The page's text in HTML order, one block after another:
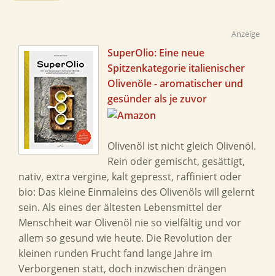
Anzeige
SuperOlio: Eine neue
Spitzenkategorie italienischer
Olivenöle - aromatischer und
gesünder als je zuvor
Olivenöl ist nicht gleich Olivenöl.
Rein oder gemischt, gesättigt,
nativ, extra vergine, kalt gepresst, raffiniert oder
bio: Das kleine Einmaleins des Olivenöls will gelernt
sein. Als eines der ältesten Lebensmittel der
Menschheit war Olivenöl nie so vielfältig und vor
allem so gesund wie heute. Die Revolution der
kleinen runden Frucht fand lange Jahre im
Verborgenen statt, doch inzwischen drängen